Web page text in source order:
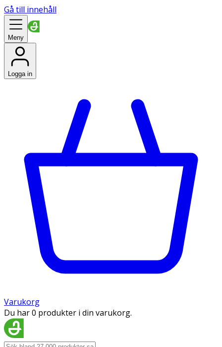
Gå till innehåll
Meny
Logga in
Varukorg
Du har 0 produkter i din varukorg.